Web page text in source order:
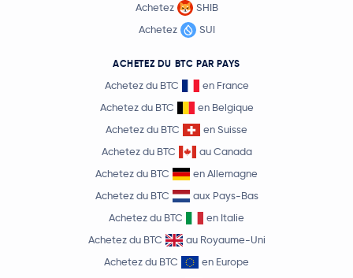
Achetez
SHIB
Achetez
SUI
ACHETEZ DU BTC PAR PAYS
Achetez du BTC
en France
Achetez du BTC
en Belgique
Achetez du BTC
en Suisse
Achetez du BTC
au Canada
Achetez du BTC
en Allemagne
Achetez du BTC
aux Pays-Bas
Achetez du BTC
en Italie
Achetez du BTC
au Royaume-Uni
Achetez du BTC
en Europe